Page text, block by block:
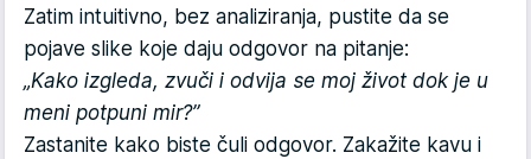
Zatim intuitivno, bez analiziranja, pustite da se
pojave slike koje daju odgovor na pitanje:
„Kako izgleda, zvuči i odvija se moj život dok je u
meni potpuni mir?”
Zastanite kako biste čuli odgovor. Zakažite kavu i